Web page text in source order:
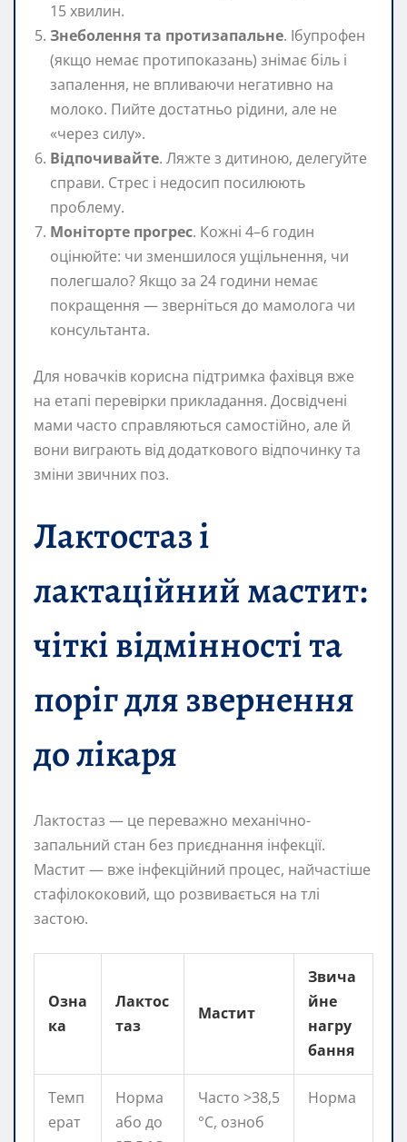
15 хвилин.
Знеболення та протизапальне. Ібупрофен
(якщо немає протипоказань) знімає біль і
запалення, не впливаючи негативно на
молоко. Пийте достатньо рідини, але не
«через силу».
Відпочивайте. Ляжте з дитиною, делегуйте
справи. Стрес і недосип посилюють
проблему.
Моніторте прогрес. Кожні 4–6 годин
оцінюйте: чи зменшилося ущільнення, чи
полегшало? Якщо за 24 години немає
покращення — зверніться до мамолога чи
консультанта.
Для новачків корисна підтримка фахівця вже
на етапі перевірки прикладання. Досвідчені
мами часто справляються самостійно, але й
вони виграють від додаткового відпочинку та
зміни звичних поз.
Лактoстаз і
лактаційний мастит:
чіткі відмінності та
поріг для звернення
до лікаря
Лактoстаз — це переважно механічно-
запальний стан без приєднання інфекції.
Мастит — вже інфекційний процес, найчастіше
стафілококовий, що розвивається на тлі
застою.
Озна
ка
Лактoс
таз
Мастит
Звича
йне
нагру
бання
Темп
ерат
Норма
або до
Часто >38,5
°C, озноб
Норма